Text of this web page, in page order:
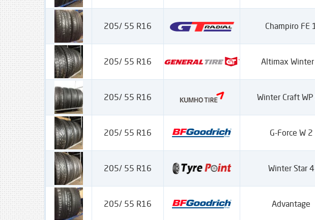
205/ 55 R16 Champiro FE
205/ 55 R16 Altimax
205/ 55 R16 Winter Craft
205/ 55 R16 G-Force W 2
205/ 55 R16 Winter Star 4
205/ 55 R16 Advantage